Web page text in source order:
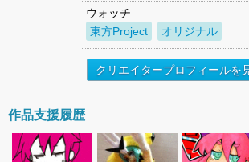
ウォッチ
東方Project
オリジナル
クリエイタープロフィールを
作品支援履歴